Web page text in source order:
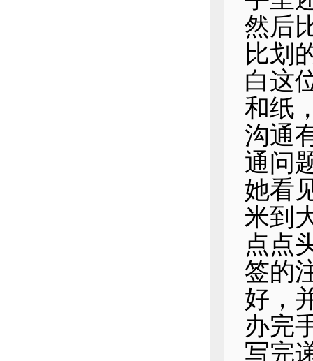
然后
比划
白这
和纸
沟通
通问
她看
米到
点点
签的
好，
办完
写完